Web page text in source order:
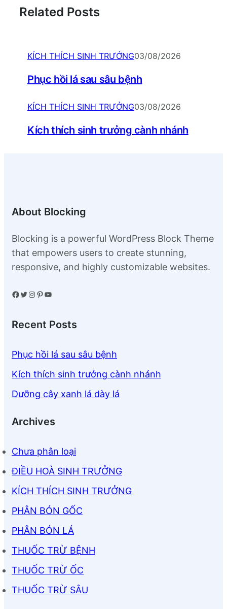
Related Posts
KÍCH THÍCH SINH TRƯỞNG03/08/2026
Phục hồi lá sau sâu bệnh
KÍCH THÍCH SINH TRƯỞNG03/08/2026
Kích thích sinh trưởng cành nhánh
About Blocking
Blocking is a powerful WordPress Block Theme
that empowers users to create stunning,
responsive, and highly customizable websites.
Facebook Twitter Instagram Pinterest YouTube
Recent Posts
Phục hồi lá sau sâu bệnh
Kích thích sinh trưởng cành nhánh
Dưỡng cây xanh lá dày lá
Archives
Chưa phân loại
ĐIỀU HOÀ SINH TRƯỞNG
KÍCH THÍCH SINH TRƯỞNG
PHÂN BÓN GỐC
PHÂN BÓN LÁ
THUỐC TRỪ BỆNH
THUỐC TRỪ ỐC
THUỐC TRỪ SÂU